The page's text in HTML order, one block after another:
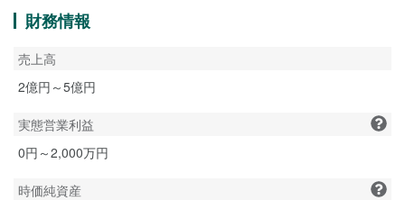
財務情報
売上高
2億円～5億円
実態営業利益
0円～2,000万円
時価純資産